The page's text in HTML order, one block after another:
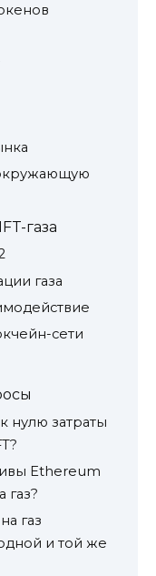
газа
газа
сети
нулю затраты
Ethereum
газ?
газ
и той же